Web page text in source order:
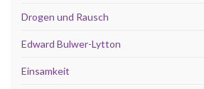
Drogen und Rausch
Edward Bulwer-Lytton
Einsamkeit